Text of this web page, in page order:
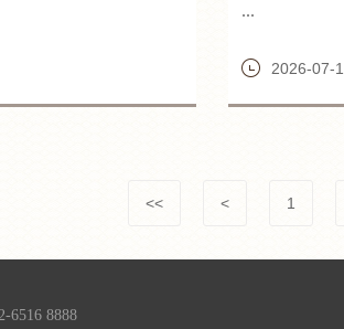
...
2026-07-
<< < 1
6516 8888